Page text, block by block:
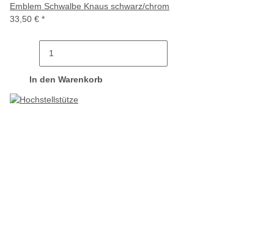
Emblem Schwalbe Knaus schwarz/chrom
33,50 € *
In den Warenkorb